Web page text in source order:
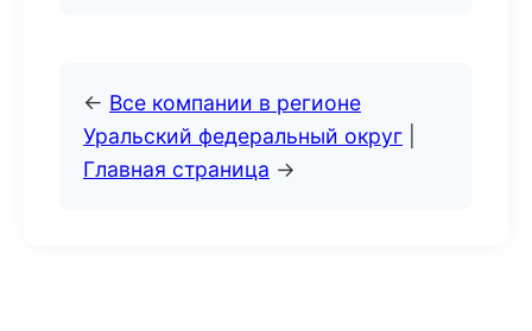
← Все компании в регионе
Уральский федеральный округ
Главная страница →